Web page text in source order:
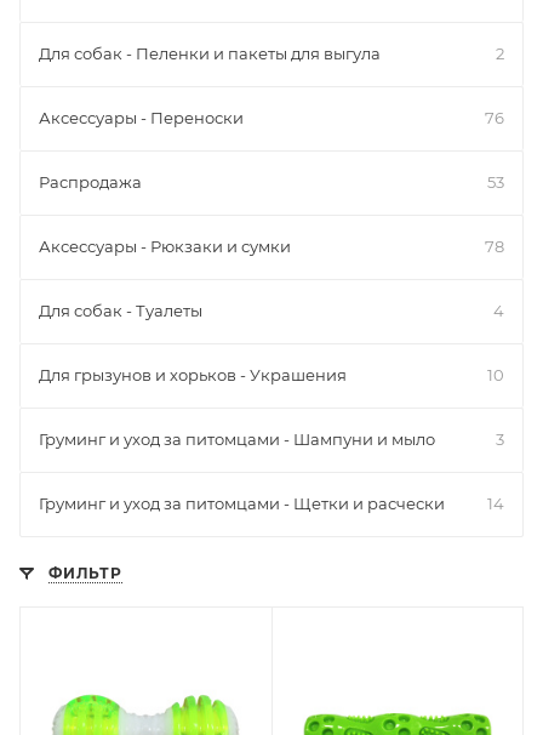
Для собак - Пеленки и пакеты для выгула 2
Аксессуары - Переноски 76
Распродажа 53
Аксессуары - Рюкзаки и сумки 78
Для собак - Туалеты 4
Для грызунов и хорьков - Украшения 10
Груминг и уход за питомцами - Шампуни и мыло 3
Груминг и уход за питомцами - Щетки и расчески 14
ФИЛЬТР